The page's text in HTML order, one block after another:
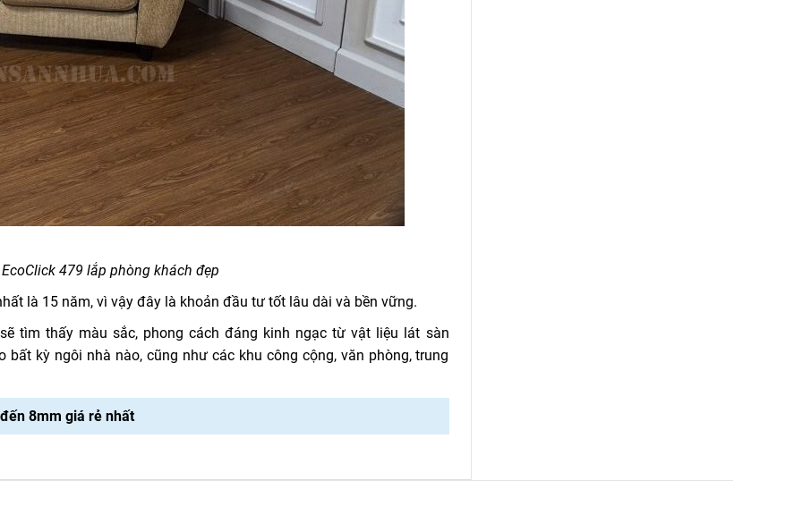
479 lắp phòng khách đẹp
là 15 năm, vì vậy đây là khoản đầu tư tốt lâu dài và bền vững.
tìm thấy màu sắc, phong cách đáng kinh ngạc từ vật liệu lát sàn
kỳ ngôi nhà nào, cũng như các khu công cộng, văn phòng, trung
8mm giá rẻ nhất